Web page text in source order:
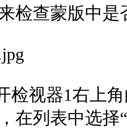
检查蒙版中
检视器1右上
在列表中选择